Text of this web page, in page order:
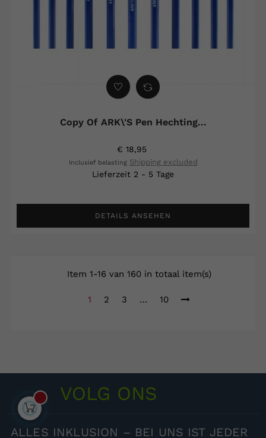
Copy Of ARK\'s Pen Hechting...
€ 18,95
Inclusief belasting Shipping excluded
Lieferzeit 2 - 5 Tage
DETAILS ANSEHEN
Item 1-16 van 160 in totaal item(s)
1 2 3 … 10
VOLG ONS
ALLES INKLUSION – BEI UNS IST JEDER